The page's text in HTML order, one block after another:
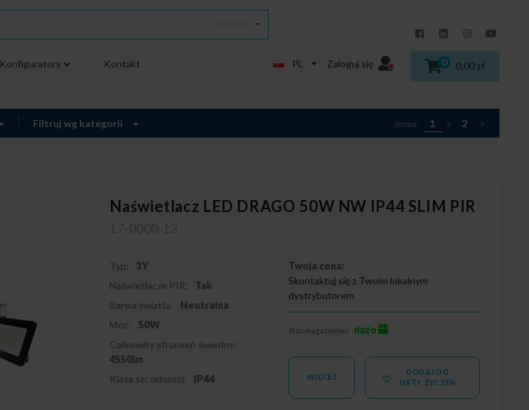
Konfiguratory Kontakt PL Zaloguj się 0 0,00 zł
Filtruj wg kategorii Strona: 1 z 2 >
Naświetlacz LED DRAGO 50W NW IP44 SLIM PIR
17-0000-13
Typ:
3Y
Naświetlacze PIR:
Tak
Barwa światła:
Neutralna
Moc:
50W
Całkowity strumień świetlny:
4550lm
Klasa szczelności:
IP44
Twoja cena:
Skontaktuj się z Twoim lokalnym
dystrybutorem
Stan magazynowy: dużo
WIĘCEJ
DODAJ DO
LISTY ŻYCZEŃ